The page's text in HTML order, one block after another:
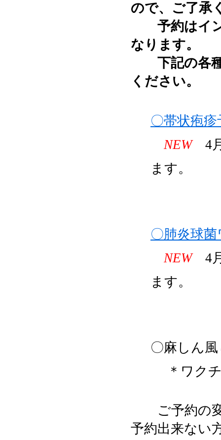
ので、ご了承
予約はイ
なります。
下記の各
ください。
〇帯状疱
NEW4月
ます。
〇肺炎球
NEW4月
ます。
〇麻しん
＊ワクチ
ご予約の変
予約出来ない